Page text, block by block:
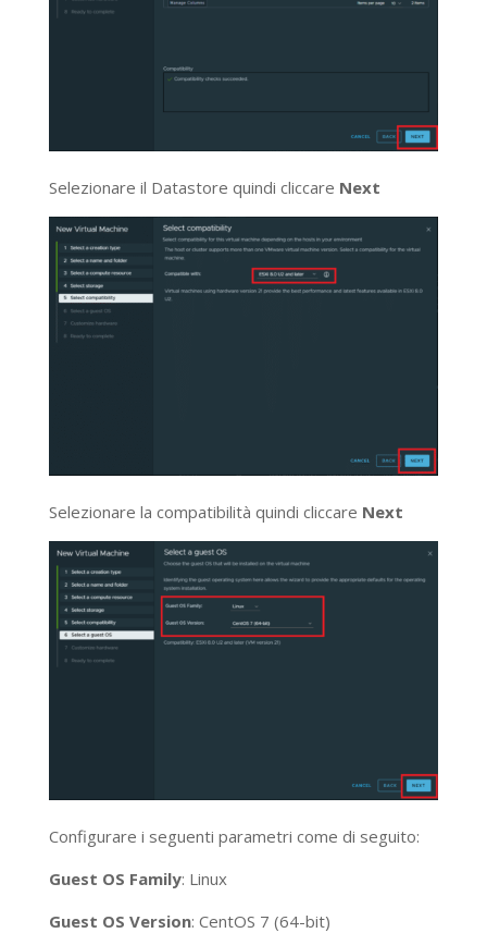
Selezionare il Datastore quindi cliccare Next
Selezionare la compatibilità quindi cliccare Next
Configurare i seguenti parametri come di seguito:
Guest OS Family: Linux
Guest OS Version: CentOS 7 (64-bit)